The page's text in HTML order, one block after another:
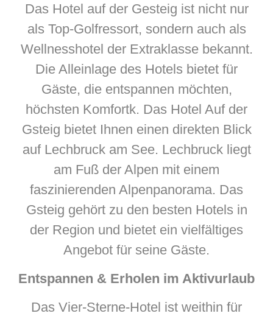
Das Hotel auf der Gesteig ist nicht nur
als Top-Golfressort, sondern auch als
Wellnesshotel der Extraklasse bekannt.
Die Alleinlage des Hotels bietet für
Gäste, die entspannen möchten,
höchsten Komfortk. Das Hotel Auf der
Gsteig bietet Ihnen einen direkten Blick
auf Lechbruck am See. Lechbruck liegt
am Fuß der Alpen mit einem
faszinierenden Alpenpanorama. Das
Gsteig gehört zu den besten Hotels in
der Region und bietet ein vielfältiges
Angebot für seine Gäste.
Entspannen & Erholen im Aktivurlaub
Das Vier-Sterne-Hotel ist weithin für